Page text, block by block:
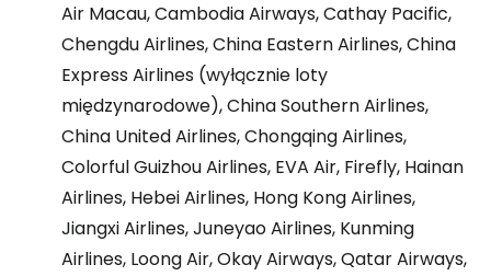
Air Macau, Cambodia Airways, Cathay Pacific,
Chengdu Airlines, China Eastern Airlines, China
Express Airlines (wyłącznie loty
międzynarodowe), China Southern Airlines,
China United Airlines, Chongqing Airlines,
Colorful Guizhou Airlines, EVA Air, Firefly, Hainan
Airlines, Hebei Airlines, Hong Kong Airlines,
Jiangxi Airlines, Juneyao Airlines, Kunming
Airlines, Loong Air, Okay Airways, Qatar Airways,